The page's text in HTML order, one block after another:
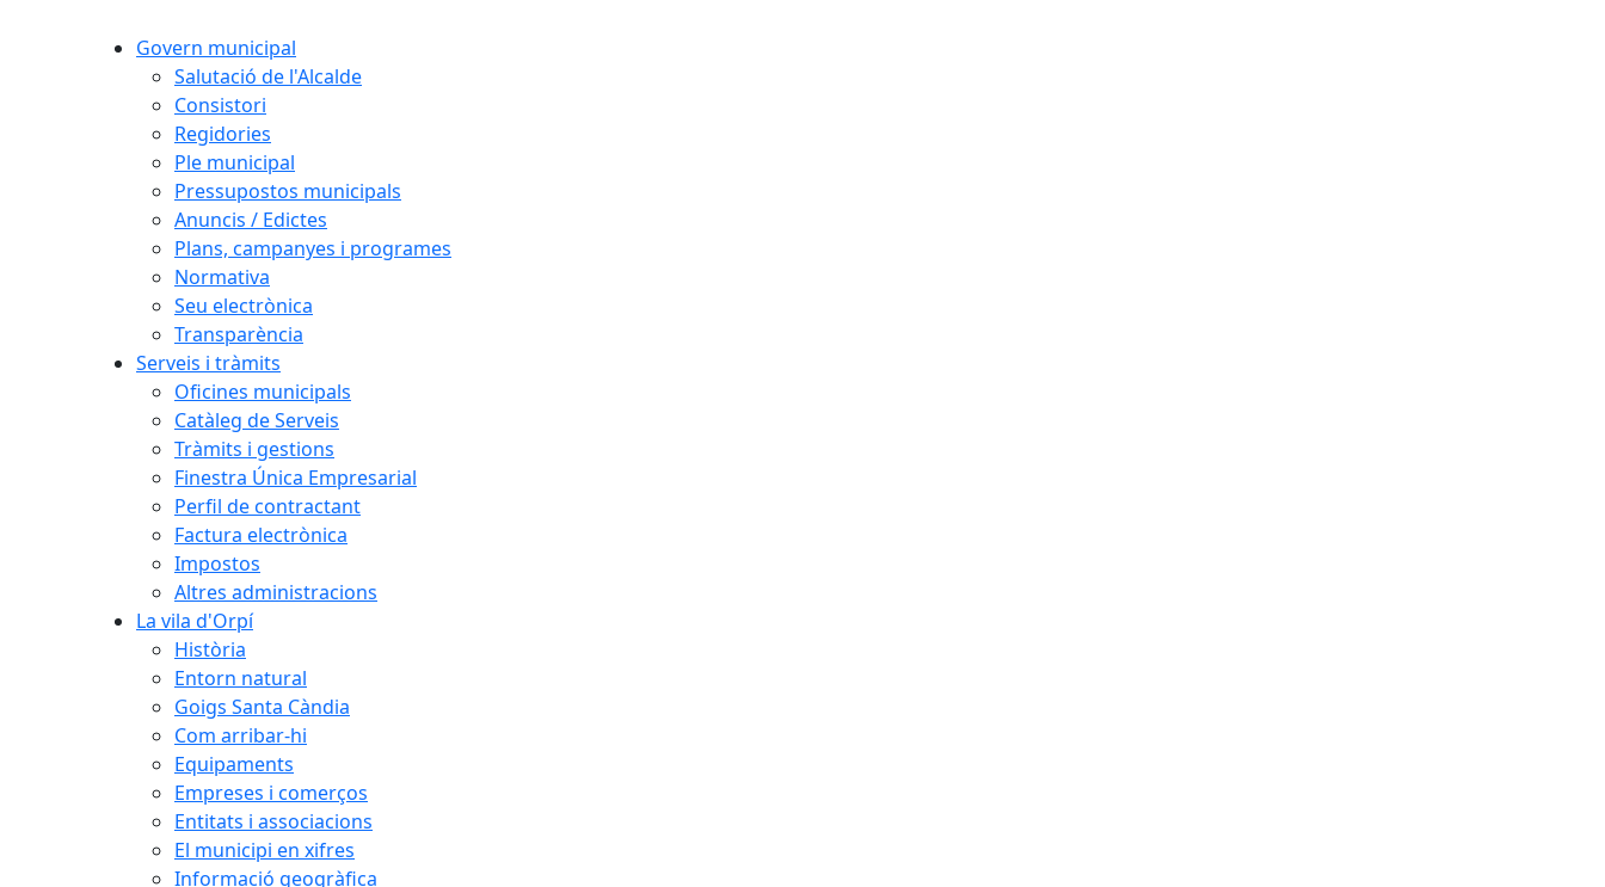
Govern municipal
Salutació de l'Alcalde
Consistori
Regidories
Ple municipal
Pressupostos municipals
Anuncis / Edictes
Plans, campanyes i programes
Normativa
Seu electrònica
Transparència
Serveis i tràmits
Oficines municipals
Catàleg de Serveis
Tràmits i gestions
Finestra Única Empresarial
Perfil de contractant
Factura electrònica
Impostos
Altres administracions
La vila d'Orpí
Història
Entorn natural
Goigs Santa Càndia
Com arribar-hi
Equipaments
Empreses i comerços
Entitats i associacions
El municipi en xifres
Informació geogràfica